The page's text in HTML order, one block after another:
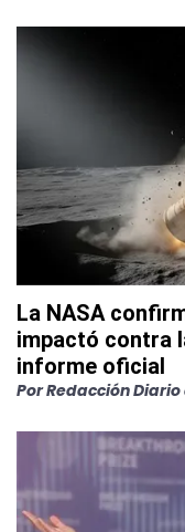
La NASA
impactó contra
informe oficial
PorRedacción Diario